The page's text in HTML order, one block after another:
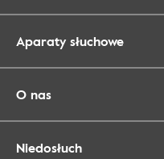
Aparaty słuchowe
O nas
Niedosłuch